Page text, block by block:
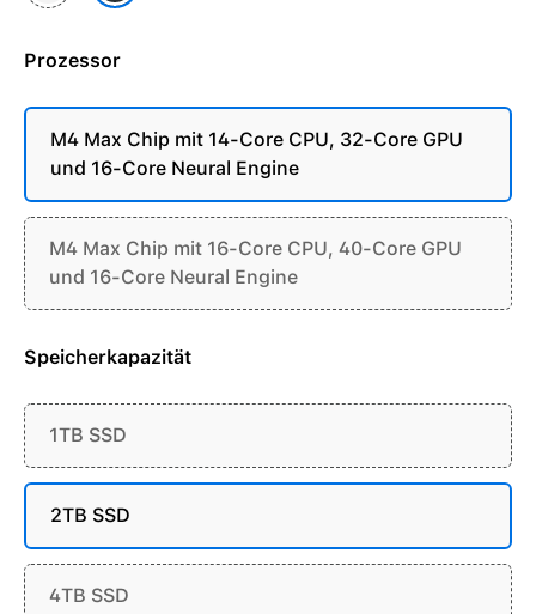
Prozessor
M4 Max Chip mit 14-Core CPU, 32-Core GPU
und 16-Core Neural Engine
M4 Max Chip mit 16-Core CPU, 40-Core GPU
und 16-Core Neural Engine
Speicherkapazität
1TB SSD
2TB SSD
4TB SSD